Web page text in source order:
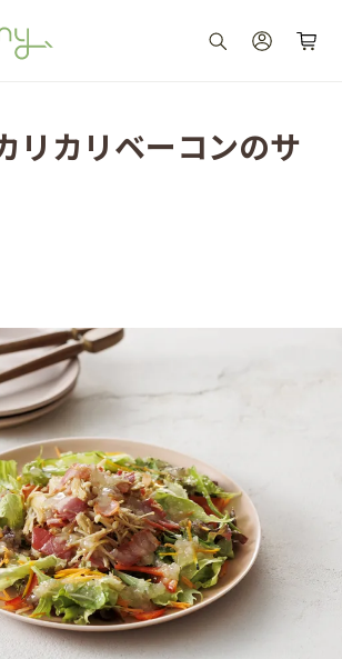
リカリベーコンのサ